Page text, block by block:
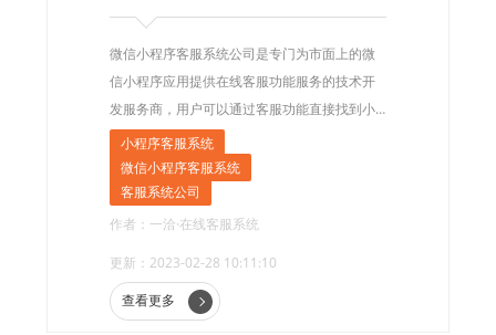
微信小程序客服系统公司是专门为市面上的微
信小程序应用提供在线客服功能服务的技术开
发服务商，用户可以通过客服功能直接找到小
程序页面上的商品对应商或客服人员发起对话
咨询，是小程序开发人员实现现有客服功能所
依赖的第三方技术公司。
小程序客服系统
微信小程序客服系统
客服系统公司
作者：一洽·在线客服系统
更新：2023-02-28 10:11:10
查看更多